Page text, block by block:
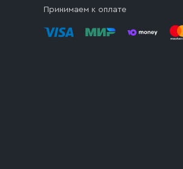
Принимаем к оплате